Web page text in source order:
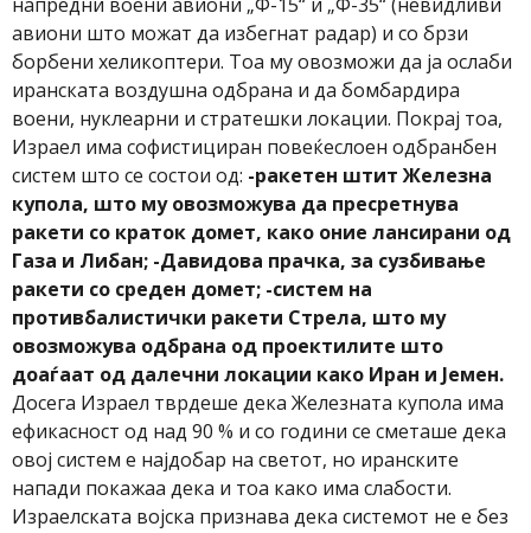
авиони што можат да избегнат радар) и со брзи
борбени хеликоптери. Тоа му овозможи да ја ослаби
иранската воздушна одбрана и да бомбардира
воени, нуклеарни и стратешки локации. Покрај тоа,
Израел има софистициран повеќеслоен одбранбен
систем што се состои од: -ракетен штит Железна
купола, што му овозможува да пресретнува
ракети со краток домет, како оние лансирани од
Газа и Либан; -Давидова прачка, за сузбивање
ракети со среден домет; -систем на
противбалистички ракети Стрела, што му
овозможува одбрана од проектилите што
доаѓаат од далечни локации како Иран и Јемен.
Досега Израел тврдеше дека Железната купола има
ефикасност од над 90 % и со години се сметаше дека
овој систем е најдобар на светот, но иранските
напади покажаа дека и тоа како има слабости.
Израелската војска признава дека системот не е без